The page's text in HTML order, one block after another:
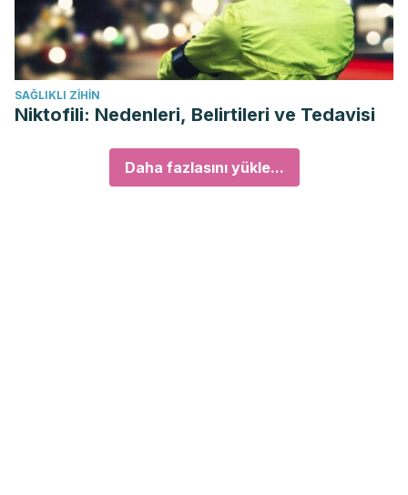
SAĞLIKLI ZIHIN
Niktofili: Nedenleri, Belirtileri ve Tedavisi
Daha fazlasını yükle...